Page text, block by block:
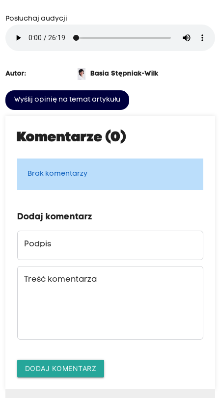
Posłuchaj audycji
Autor: Basia Stępniak-Wilk
Wyślij opinię na temat artykułu
Komentarze (0)
Brak komentarzy
Dodaj komentarz
Podpis
Treść komentarza
DODAJ KOMENTARZ